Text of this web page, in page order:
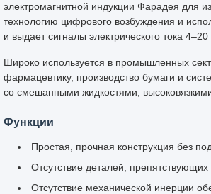
электромагнитной индукции Фарадея для
технологию цифрового возбуждения и
и выдает сигналы электрического тока
Широко используется в промышленных
фармацевтику, производство бумаги и
со смешанными жидкостями,
Функции
Простая, прочная конструкция без
Отсутствие деталей,
Отсутствие механической инерции